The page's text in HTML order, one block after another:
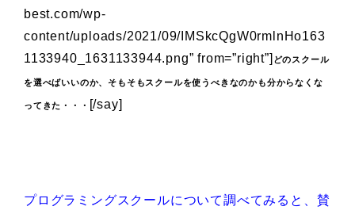
best.com/wp-
content/uploads/2021/09/IMSkcQgW0rmlnHo163
1133940_1631133944.png” from=”right”] どのスクール
を選べばいいのか、そもそもスクールを使うべきなのかも分からなくな
ってきた・・・ [/say]
プログラミングスクールについて調べてみると、賛